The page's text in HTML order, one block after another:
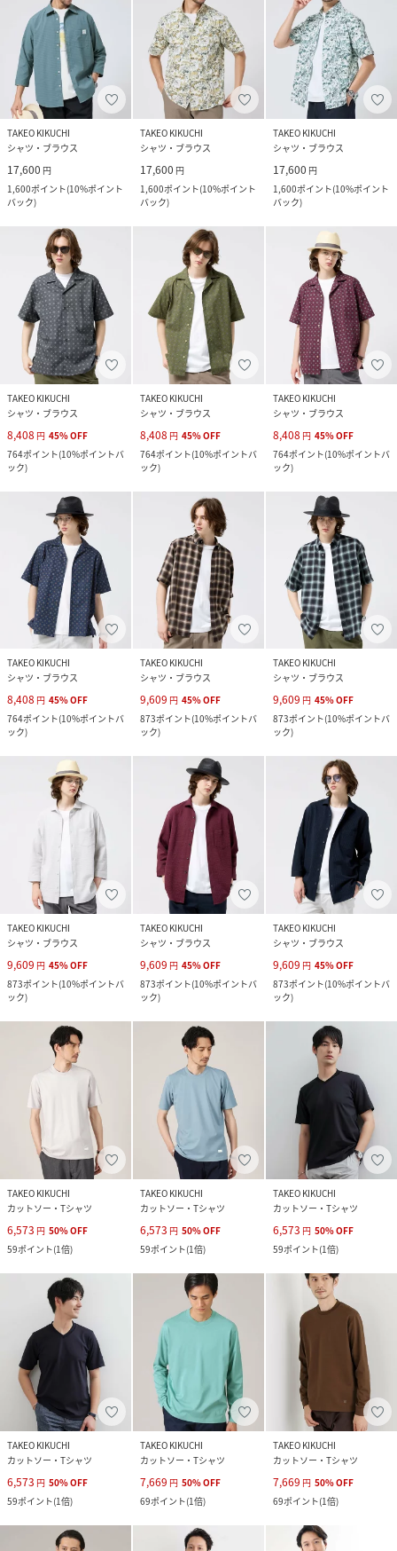
TAKEO KIKUCHI
シャツ・ブラウス
17,600 円
1,600ポイント(10%ポイント
バック)
TAKEO KIKUCHI
シャツ・ブラウス
17,600 円
1,600ポイント(10%ポイント
バック)
TAKEO KIKUCHI
シャツ・ブラウス
17,600 円
1,600ポイント(10%ポイント
バック)
TAKEO KIKUCHI
シャツ・ブラウス
8,408 円 45%OFF
764ポイント(10%ポイントバ
ック)
TAKEO KIKUCHI
シャツ・ブラウス
8,408 円 45%OFF
764ポイント(10%ポイントバ
ック)
TAKEO KIKUCHI
シャツ・ブラウス
8,408 円 45%OFF
764ポイント(10%ポイントバ
ック)
TAKEO KIKUCHI
シャツ・ブラウス
8,408 円 45%OFF
764ポイント(10%ポイントバ
ック)
TAKEO KIKUCHI
シャツ・ブラウス
9,609 円 45%OFF
873ポイント(10%ポイントバ
ック)
TAKEO KIKUCHI
シャツ・ブラウス
9,609 円 45%OFF
873ポイント(10%ポイントバ
ック)
TAKEO KIKUCHI
シャツ・ブラウス
9,609 円 45%OFF
873ポイント(10%ポイントバ
ック)
TAKEO KIKUCHI
シャツ・ブラウス
9,609 円 45%OFF
873ポイント(10%ポイントバ
ック)
TAKEO KIKUCHI
シャツ・ブラウス
9,609 円 45%OFF
873ポイント(10%ポイントバ
ック)
TAKEO KIKUCHI
カットソー・Tシャツ
6,573 円 50%OFF
59ポイント(1倍)
TAKEO KIKUCHI
カットソー・Tシャツ
6,573 円 50%OFF
59ポイント(1倍)
TAKEO KIKUCHI
カットソー・Tシャツ
6,573 円 50%OFF
59ポイント(1倍)
TAKEO KIKUCHI
カットソー・Tシャツ
6,573 円 50%OFF
59ポイント(1倍)
TAKEO KIKUCHI
カットソー・Tシャツ
7,669 円 50%OFF
69ポイント(1倍)
TAKEO KIKUCHI
カットソー・Tシャツ
7,669 円 50%OFF
69ポイント(1倍)